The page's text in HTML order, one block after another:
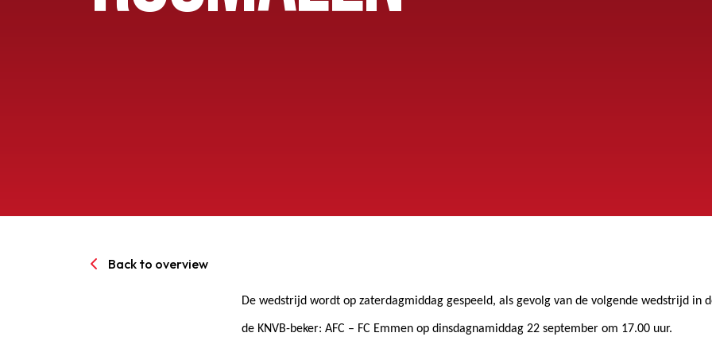
Senioren
SPORTPARK GOED GENOEG
LIDMAATSCHAP
Back to overview
De wedstrijd wordt op zaterdagmiddag gespeeld, als gevolg van de volgende wedstrijd in
de KNVB-beker: AFC – FC Emmen op dinsdagnamiddag 22 september om 17.00 uur.